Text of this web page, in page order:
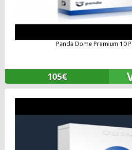
Panda Dome Premium 10
105€